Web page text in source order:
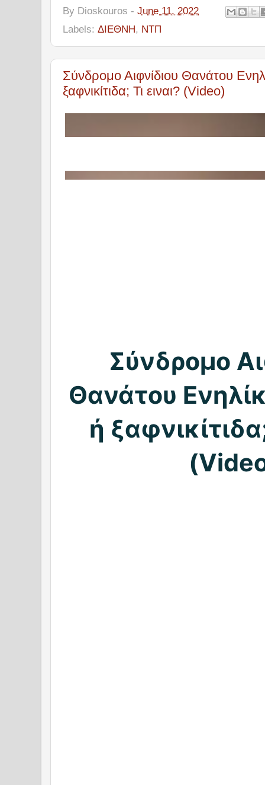
By Dioskouros - June 11, 2022
Labels: ΔΙΕΘΝΗ, ΝΤΠ
Σύνδρομο Αιφνίδιου Θανάτου
ξαφνικίτιδα; Τι ειναι? (Video)
Σύνδρομο
Θανάτου
ή